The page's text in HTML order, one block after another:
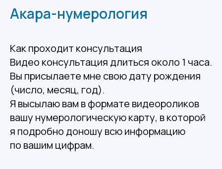
Акара-нумерология
Как проходит консультация
Видео консультаци я длиться около 1 часа.
Вы присылаете мне свою дату рождения
(число, месяц, год).
Я высылаю вам в формате видеороликов
вашу нумерологическую карту, в которой
я подробно доношу всю информацию
по вашим цифрам.